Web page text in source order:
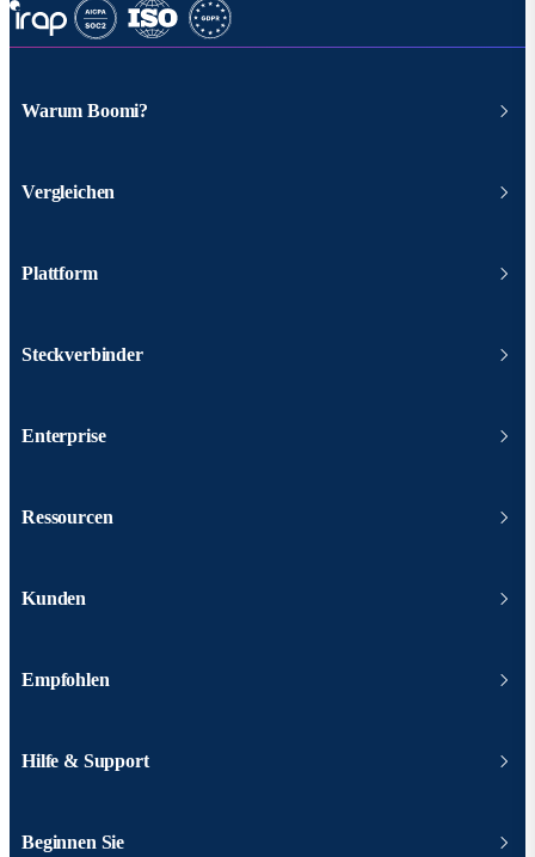
Warum Boomi?
Vergleichen
Plattform
Steckverbinder
Enterprise
Ressourcen
Kunden
Empfohlen
Hilfe & Support
Beginnen Sie